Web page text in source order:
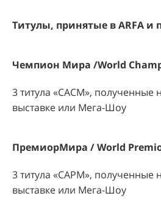
Титулы, принятые в ARFA и
Чемпион Мира /World
3 титула «САСМ», полученные
выставке или Мега-Шоу
ПремиорМира / World
3 титула «САРМ», полученные
выставке или Мега-Шоу